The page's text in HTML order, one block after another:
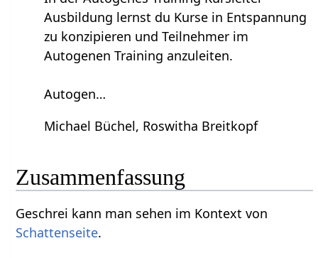
Ausbildung lernst du Kurse in Entspannung
zu konzipieren und Teilnehmer im
Autogenen Training anzuleiten.
Autogen…
Michael Büchel, Roswitha Breitkopf
Zusammenfassung
Geschrei‏‎ kann man sehen im Kontext von
Schattenseite.